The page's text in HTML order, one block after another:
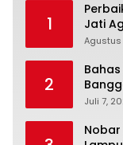
1
Jati
Lancar
2
Juli 7,
Nobar